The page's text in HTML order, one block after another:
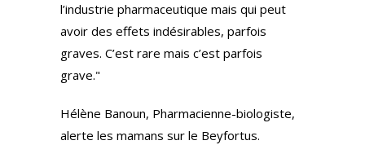
l’industrie pharmaceutique mais qui peut
avoir des effets indésirables, parfois
graves. C’est rare mais c’est parfois
grave."
Hélène Banoun, Pharmacienne-biologiste,
alerte les mamans sur le Beyfortus.